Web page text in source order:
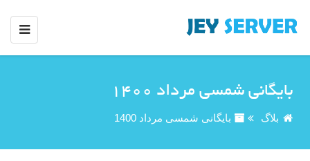
بایگانی شمسی مرداد 1400
بلاگ بایگانی شمسی مرداد 1400